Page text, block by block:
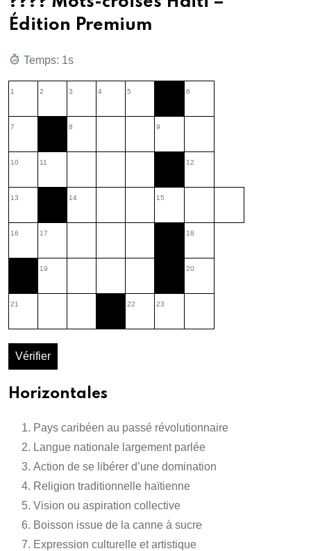
Édition Premium
Temps: 3s
1 2 3 4 5 6
7 8 9
10 11 12
13 14 15
16 17 18
19 20
21 22 23
Vérifier
Horizontales
Pays caribéen au passé révolutionnaire
Langue nationale largement parlée
Action de se libérer d’une domination
Religion traditionnelle haïtienne
Vision ou aspiration collective
Boisson issue de la canne à sucre
Expression culturelle et artistique